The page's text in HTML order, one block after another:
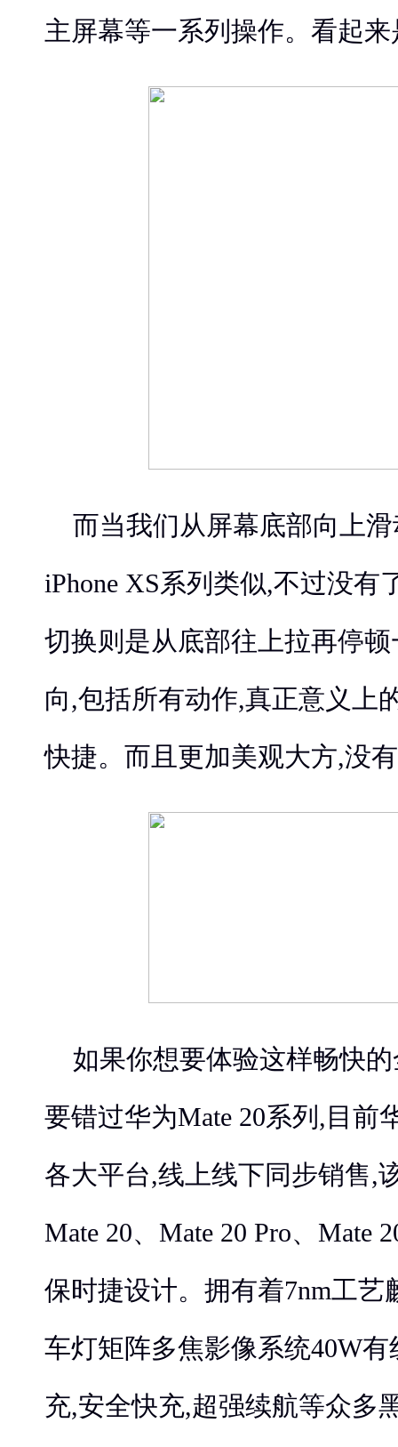
主屏幕等一系列操作。看起
而当我们从屏幕底部向上
iPhone XS系列类似,不过没有
切换则是从底部往上拉再停
向,包括所有动作,真正意义上
快捷。而且更加美观大方,没
如果你想要体验这样畅快
要错过华为Mate 20系列,目前
各大平台,线上线下同步销售,
Mate 20、Mate 20 Pro、Mate
保时捷设计。拥有着7nm工艺
车灯矩阵多焦影像系统40W
充,安全快充,超强续航等众多